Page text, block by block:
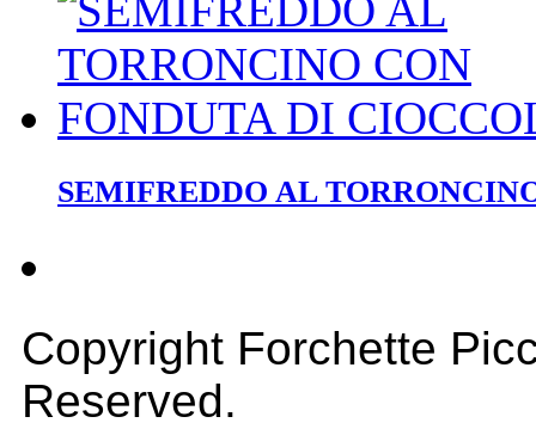
SEMIFREDDO AL
Copyright Forchette
Reserved.